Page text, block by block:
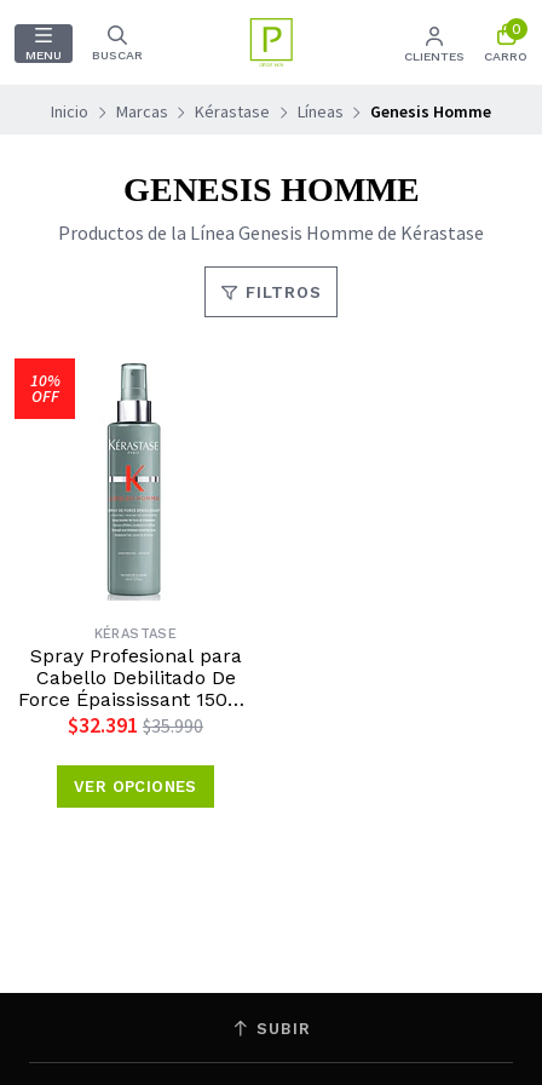
MENU BUSCAR CLIENTES
0
CARRO
Inicio Marcas Kérastase Líneas Genesis Homme
GENESIS HOMME
Productos de la Línea Genesis Homme de Kérastase
FILTROS
10%
OFF
KÉRASTASE
Spray Profesional para
Cabello Debilitado De
Force Épaississant 150ml
Kérastase
$32.391 $35.990
VER OPCIONES
SUBIR